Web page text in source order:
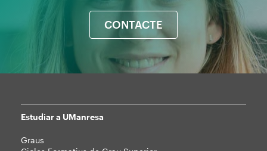
CONTACTE
Mapa
Estudiar a UManresa
Graus